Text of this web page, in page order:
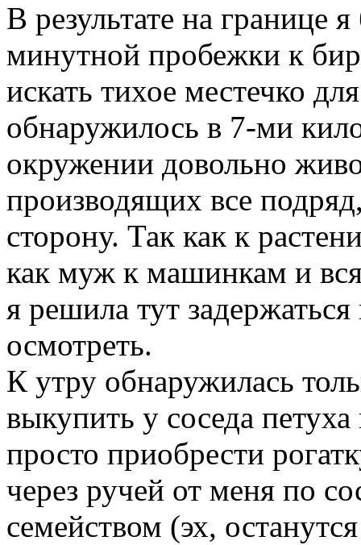
В результате на границе
минутной пробежки к
искать тихое местечко
обнаружилось в 7-ми
окружении довольно
производящих все
сторону. Так как к
как муж к машинкам и
я решила тут
осмотреть.
К утру обнаружилась
выкупить у соседа
просто приобрести
через ручей от меня по
семейством (эх,